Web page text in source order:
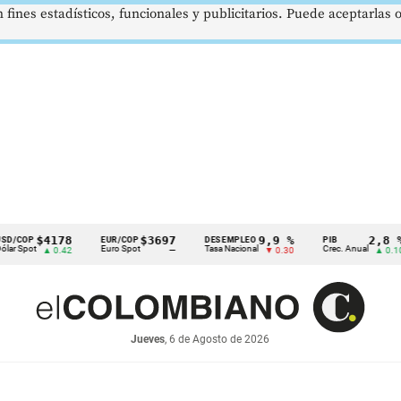
▲ 0.42
EUR/COP
Euro Spot
$3697
—
DESEMPLEO
Tasa Nacional
9,9 %
▼ 0.30
PIB
Crec. Anual
2,8 %
▲ 0.10
Jueves, 6 de Agosto de 2026
estadísticos, funcionales y publicitarios. Puede aceptarlas